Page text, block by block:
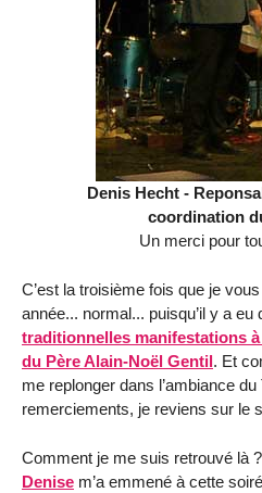
Denis Hecht -
coordination
Un merci pour
C’est la troisième fois que je
année... normal... puisqu’il y a eu
traditionnelles manifestations
du Père Alain-Noël Gentil. Et
me replonger dans l’ambiance
remerciements, je reviens sur le
Comment je me suis retrouvé là
Denise m’a emmené à cette